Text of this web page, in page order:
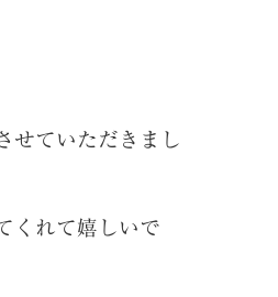
せていただきまし
くれて嬉しいで